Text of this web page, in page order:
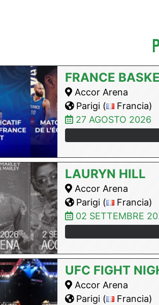
FRANCE
Accor Arena
Parigi (
Francia)
27 AGOSTO 2026
LAURYN HILL
Accor Arena
Parigi (
Francia)
02 SETTEMBRE
UFC FIGHT
Accor Arena
Parigi (
Francia)